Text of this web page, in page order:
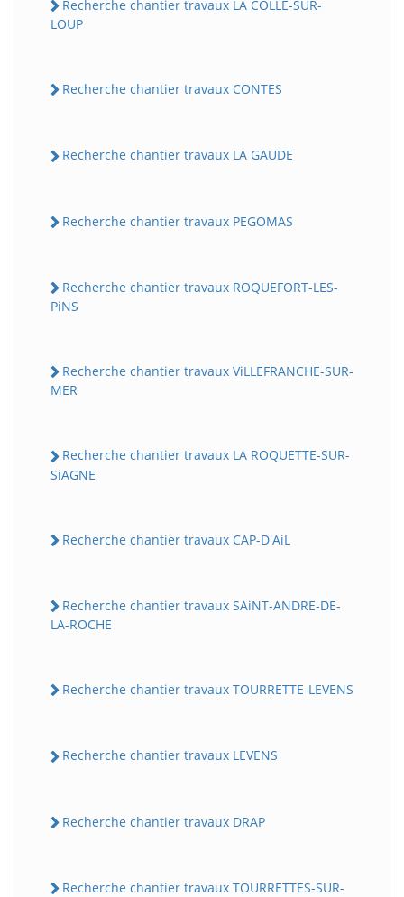
Recherche chantier travaux LA COLLE-SUR-
LOUP
Recherche chantier travaux CONTES
Recherche chantier travaux LA GAUDE
Recherche chantier travaux PEGOMAS
Recherche chantier travaux ROQUEFORT-LES-
PiNS
Recherche chantier travaux ViLLEFRANCHE-SUR-
MER
Recherche chantier travaux LA ROQUETTE-SUR-
SiAGNE
Recherche chantier travaux CAP-D'AiL
Recherche chantier travaux SAiNT-ANDRE-DE-
LA-ROCHE
Recherche chantier travaux TOURRETTE-LEVENS
Recherche chantier travaux LEVENS
Recherche chantier travaux DRAP
Recherche chantier travaux TOURRETTES-SUR-